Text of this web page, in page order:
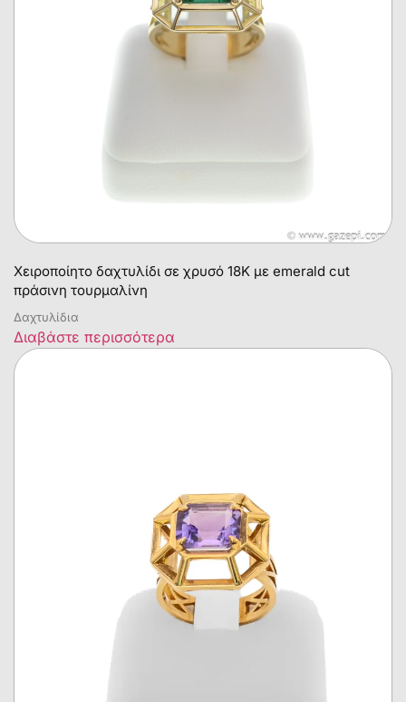
Χειροποίητο δαχτυλίδι σε χρυσό 18Κ με emerald cut
πράσινη τουρμαλίνη
Δαχτυλίδια
Διαβάστε περισσότερα